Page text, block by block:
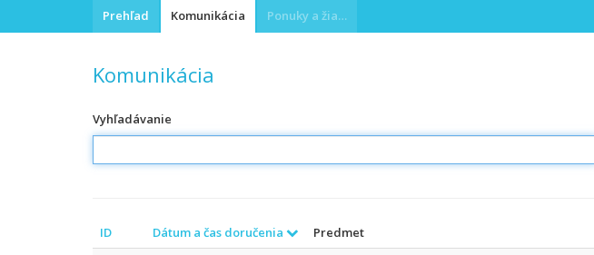
Prehľad Komunikácia Ponuky a žiadosti
Komunikácia
Vyhľadávanie
ID Dátum a čas doručenia Predmet